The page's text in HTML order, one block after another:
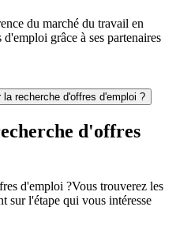
du marché du travail en
grâce à ses partenaires
recherche d'offres d'emploi ?
d'offres
d'emploi ?Vous trouverez les
sur l'étape qui vous intéresse